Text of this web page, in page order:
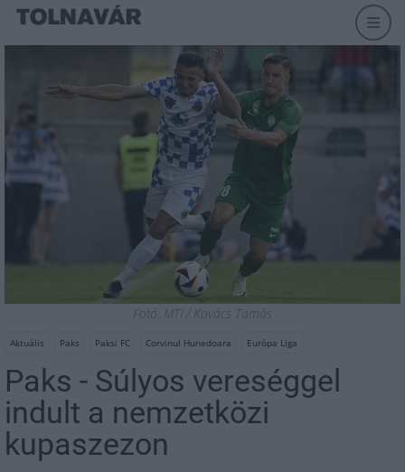
Fotó: MTI / Kovács Tamás
Aktuális Paks Paksi FC Corvinul Hunedoara Európa Liga
Paks - Súlyos vereséggel
indult a nemzetközi
kupaszezon